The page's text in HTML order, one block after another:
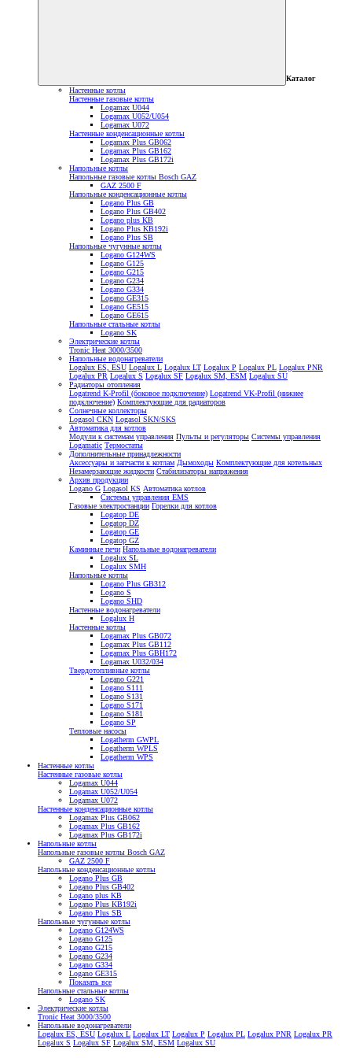
Каталог
Настенные котлы
Настенные газовые котлы
Logamax U044
Logamax U052/U054
Logamax U072
Настенные конденсационные котлы
Logamax Plus GB062
Logamax Plus GB162
Logamax Plus GB172i
Напольные котлы
Напольные газовые котлы Bosch GAZ
GAZ 2500 F
Напольные конденсационные котлы
Logano Plus GB
Logano Plus GB402
Logano plus KB
Logano Plus KB192i
Logano Plus SB
Напольные чугунные котлы
Logano G124WS
Logano G125
Logano G215
Logano G234
Logano G334
Logano GE315
Logano GE515
Logano GE615
Напольные стальные котлы
Logano SK
Электрические котлы
Tronic Heat 3000/3500
Напольные водонагреватели
Logalux ES, ESU Logalux L Logalux LT Logalux P Logalux PL Logalux PNR
Logalux PR Logalux S Logalux SF Logalux SM, ESM Logalux SU
Радиаторы отопления
Logatrend K-Profil (боковое подключение) Logatrend VK-Profil (нижнее
подключение) Комплектующие для радиаторов
Солнечные коллекторы
Logasol CKN Logasol SKN/SKS
Автоматика для котлов
Модули к системам управления Пульты и регуляторы Системы управления
Logamatic Термостаты
Дополнительные принадлежности
Аксессуары и запчасти к котлам Дымоходы Комплектующие для котельных
Незамерзающие жидкости Стабилизаторы напряжения
Архив продукции
Logano G Logasol KS Автоматика котлов
Системы управления EMS
Газовые электростанции Горелки для котлов
Logatop DE
Logatop DZ
Logatop GE
Logatop GZ
Каминные печи Напольные водонагреватели
Logalux SL
Logalux SMH
Напольные котлы
Logano Plus GB312
Logano S
Logano SHD
Настенные водонагреватели
Logalux H
Настенные котлы
Logamax Plus GB072
Logamax Plus GB112
Logamax Plus GBH172
Logamax U032/034
Твердотопливные котлы
Logano G221
Logano S111
Logano S131
Logano S171
Logano S181
Logano SP
Тепловые насосы
Logatherm GWPL
Logatherm WPLS
Logatherm WPS
Настенные котлы
Настенные газовые котлы
Logamax U044
Logamax U052/U054
Logamax U072
Настенные конденсационные котлы
Logamax Plus GB062
Logamax Plus GB162
Logamax Plus GB172i
Напольные котлы
Напольные газовые котлы Bosch GAZ
GAZ 2500 F
Напольные конденсационные котлы
Logano Plus GB
Logano Plus GB402
Logano plus KB
Logano Plus KB192i
Logano Plus SB
Напольные чугунные котлы
Logano G124WS
Logano G125
Logano G215
Logano G234
Logano G334
Logano GE315
Показать все
Напольные стальные котлы
Logano SK
Электрические котлы
Tronic Heat 3000/3500
Напольные водонагреватели
Logalux ES, ESU Logalux L Logalux LT Logalux P Logalux PL Logalux PNR Logalux PR
Logalux S Logalux SF Logalux SM, ESM Logalux SU